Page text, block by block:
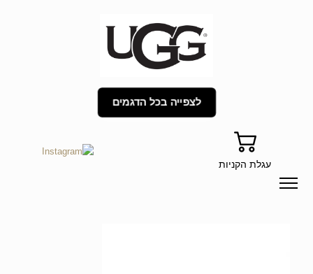
לצפייה בכל הדגמים
עגלת הקניות